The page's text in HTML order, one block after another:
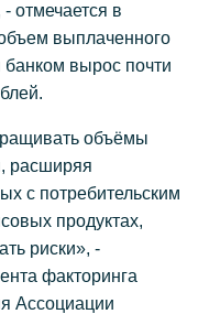
отмечается в
выплаченного
вырос почти
объёмы
расширяя
с потребительским
продуктах,
риски», -
факторинга
Ассоциации